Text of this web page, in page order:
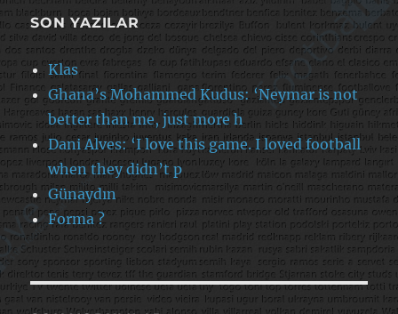
SON YAZILAR
Klas
Ghana’s Mohammed Kudus: ‘Neymar is not
better than me, just more h
Dani Alves: ‘I love this game. I loved football
when they didn’t p
Günaydın
Forma ?